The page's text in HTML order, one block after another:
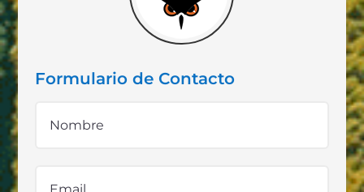
Formulario de Contacto